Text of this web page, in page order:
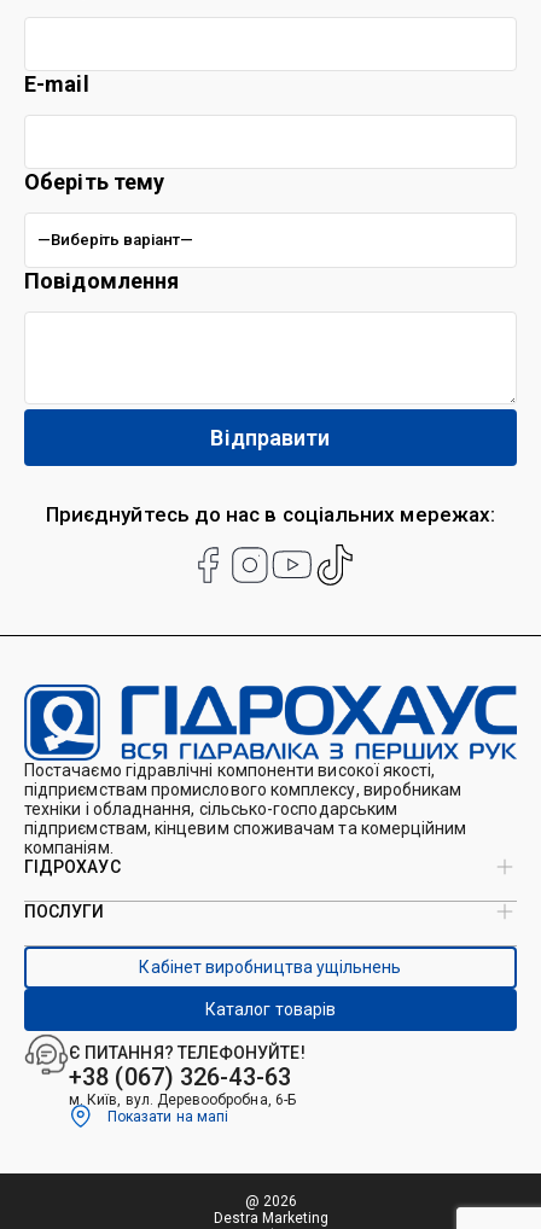
Приєднуйтесь до нас в соціальних мережах:
E-mail
Оберіть тему
Повідомлення
Постачаємо гідравлічні компоненти високої якості,
підприємствам промислового комплексу, виробникам
техніки і обладнання, сільсько-господарським
підприємствам, кінцевим споживачам та комерційним
компаніям.
Є ПИТАННЯ? ТЕЛЕФОНУЙТЕ!
+38 (067) 326-43-63
м. Київ, вул. Деревообробна, 6-Б
Показати на мапі
ГІДРОХАУС
Про нас
Каталоги
Контакти
ПОСЛУГИ
Виробництво ущільнень
Виробництво гідроциліндрів
Ремонт гідроциліндрів
Ремонт і виготовлення РВТ
Ремонт техніки
Гідрофікація авто
Кабінет виробництва ущільнень
Каталог товарів
@ 2026
Destra Marketing